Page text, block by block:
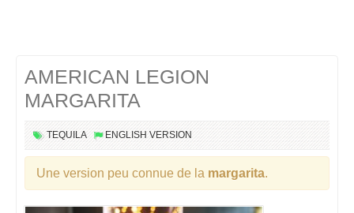
AMERICAN LEGION
MARGARITA
TEQUILA ENGLISH VERSION
Une version peu connue de la margarita.